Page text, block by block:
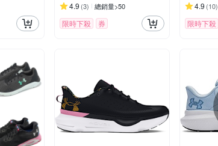
4.9 (3) 總銷量>50
限時下殺 券
4.9 (10)
限時下殺